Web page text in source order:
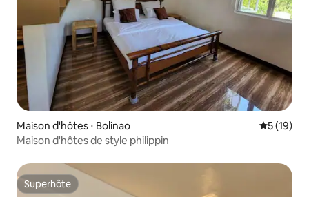
Maison d'hôtes ⋅ Bolinao
5 (19)
Maison d'hôtes de style philippin
Superhôte
Superhôte